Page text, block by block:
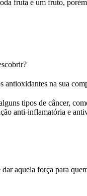
fruta é um fruto,
antioxidantes na sua
tipos de câncer,
anti-inflamatória e
aquela força para